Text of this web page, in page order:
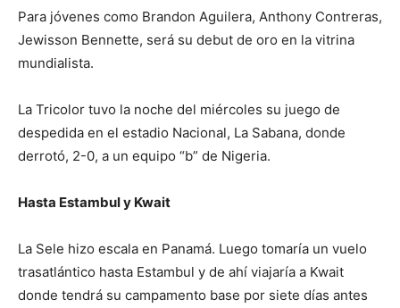
Para jóvenes como Brandon Aguilera, Anthony Contreras,
Jewisson Bennette, será su debut de oro en la vitrina
mundialista.
La Tricolor tuvo la noche del miércoles su juego de
despedida en el estadio Nacional, La Sabana, donde
derrotó, 2-0, a un equipo “b” de Nigeria.
Hasta Estambul y Kwait
La Sele hizo escala en Panamá. Luego tomaría un vuelo
trasatlántico hasta Estambul y de ahí viajaría a Kwait
donde tendrá su campamento base por siete días antes